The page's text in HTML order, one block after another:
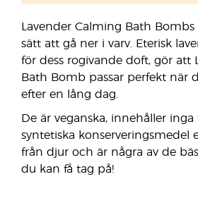
Lavender Calming Bath
sätt att gå ner i varv. Eterisk
för dess rogivande doft, gör att
Bath Bomb passar perfekt när
efter en lång dag.
De är veganska, innehåller inga
syntetiska konserveringsmedel
från djur och är några av de
du kan få tag på!